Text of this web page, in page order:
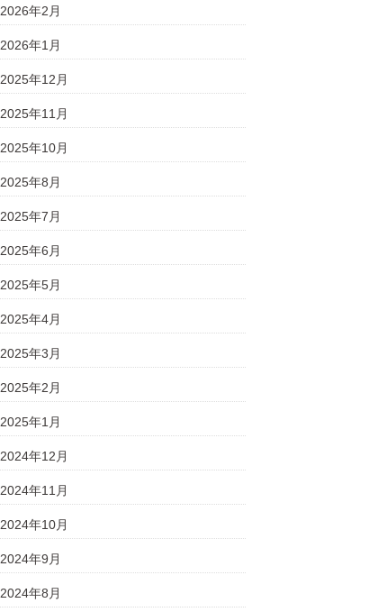
2026年2月
2026年1月
2025年12月
2025年11月
2025年10月
2025年8月
2025年7月
2025年6月
2025年5月
2025年4月
2025年3月
2025年2月
2025年1月
2024年12月
2024年11月
2024年10月
2024年9月
2024年8月